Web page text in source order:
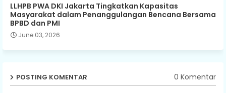
LLHPB PWA DKI Jakarta Tingkatkan Kapasitas
Masyarakat dalam Penanggulangan Bencana Bersama
BPBD dan PMI
June 03, 2026
POSTING KOMENTAR 0 Komentar